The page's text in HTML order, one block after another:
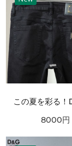
8000円